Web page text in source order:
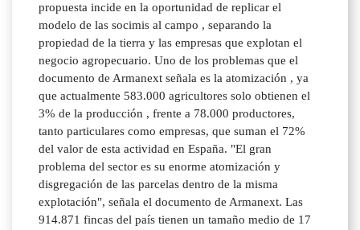
propuesta incide en la oportunidad de replicar el
modelo de las socimis al campo , separando la
propiedad de la tierra y las empresas que explotan el
negocio agropecuario. Uno de los problemas que el
documento de Armanext señala es la atomización , ya
que actualmente 583.000 agricultores solo obtienen el
3% de la producción , frente a 78.000 productores,
tanto particulares como empresas, que suman el 72%
del valor de esta actividad en España. "El gran
problema del sector es su enorme atomización y
disgregación de las parcelas dentro de la misma
explotación", señala el documento de Armanext. Las
914.871 fincas del país tienen un tamaño medio de 17